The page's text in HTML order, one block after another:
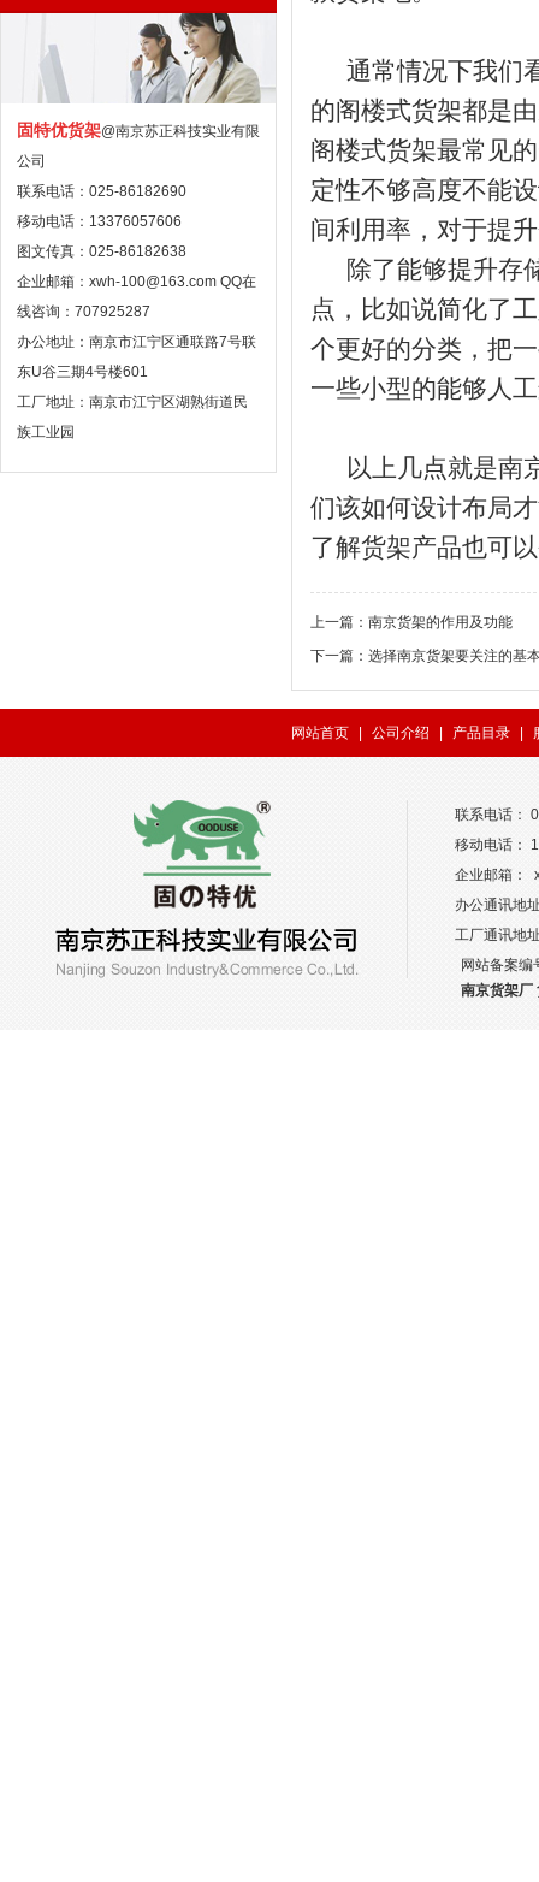
固特优货架@南京苏正科技实业有限
公司
联系电话：025-86182690
移动电话：13376057606
图文传真：025-86182638
企业邮箱：xwh-100@163.com QQ在
线咨询：707925287
办公地址：南京市江宁区通联路7号联
东U谷三期4号楼601
工厂地址：南京市江宁区湖熟街道民
族工业园
通常情况下我们
的阁楼式货架都是
阁楼式货架最常见
定性不够高度不能
间利用率，对于提
除了能够提升存
点，比如说简化了
个更好的分类，把
一些小型的能够人
以上几点就是南
们该如何设计布局
了解货架产品也可
上一篇： 南京货架的作用及功能
下一篇： 选择南京货架要关注的基
网站首页 公司介绍 产品目录
联系电话：
移动电话：
企业邮箱：
办公通讯地
工厂通讯地
网站备案编
南京货架厂